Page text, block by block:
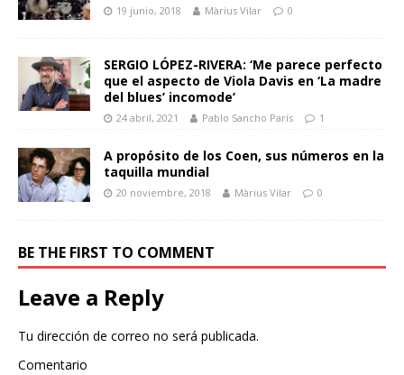
19 junio, 2018 Màrius Vilar 0
SERGIO LÓPEZ-RIVERA: ‘Me parece perfecto
que el aspecto de Viola Davis en ‘La madre
del blues’ incomode’
24 abril, 2021 Pablo Sancho París 1
A propósito de los Coen, sus números en la
taquilla mundial
20 noviembre, 2018 Màrius Vilar 0
BE THE FIRST TO COMMENT
Leave a Reply
Tu dirección de correo no será publicada.
Comentario